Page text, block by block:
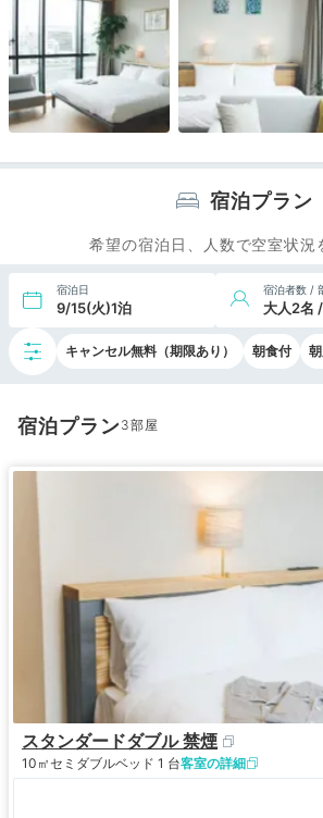
宿泊プラン
希望の宿泊日、人数で空室状況
宿泊日
9/15(火)1泊
宿泊者数 /
大人2名
キャンセル無料（期限あり） 朝食付
宿泊プラン3
スタンダードダブル 禁煙
10㎡セミダブルベッド 1 台客室の詳細